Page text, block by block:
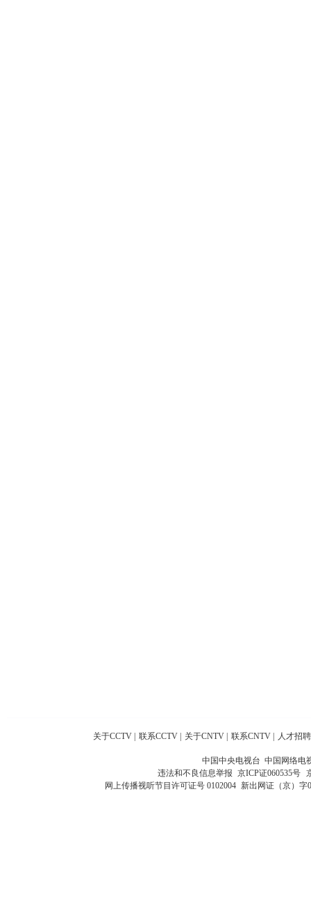
关于CCTV 联系CCTV 关于CNTV 联系CNTV 人才招聘
中国中央电视台 中国网络电
违法和不良信息举报 京ICP证060535号
网上传播视听节目许可证号 0102004 新出网证（京）